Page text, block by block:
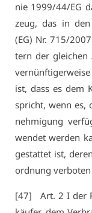
nie 1999/44/EG
zeug, das in den
(EG) Nr. 715/
tern der
ist, dass es dem
spricht, wenn es,
neh­mi­gung
wen­det wer­den
ge­stat­tet ist,
ord­nung ver­bo­ten
[47] Art. 2 I der